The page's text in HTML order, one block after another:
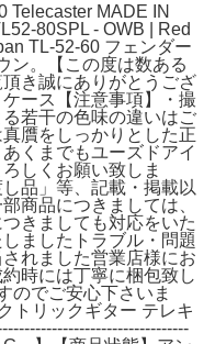
Telecaster MADE IN
80SPL - OWB | Red
TL-52-60 フェンダー
ン。【この度は数ある
き誠にありがとうござ
ース【注意事項】・撮
若干の色味の違いはご
贋をしっかりとした正
くまでもユーズドアイ
しくお願い致しま
品」等、記載・掲載以
商品につきましては、
きましても対応をいた
ましたトラブル・問題
れました営業店様にお
時には丁寧に梱包致し
のでご安心下さいま
トリックギター テレキ